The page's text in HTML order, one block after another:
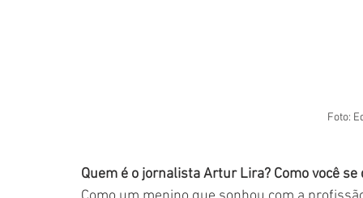
Foto:
Quem é o jornalista Artur Lira? Como você se